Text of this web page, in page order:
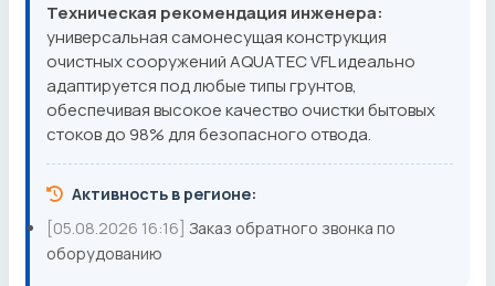
Техническая рекомендация инженера:
универсальная самонесущая конструкция
очистных сооружений AQUATEC VFL идеально
адаптируется под любые типы грунтов,
обеспечивая высокое качество очистки бытовых
стоков до 98% для безопасного отвода.
Активность в регионе:
[05.08.2026 16:16] Заказ обратного звонка по
оборудованию